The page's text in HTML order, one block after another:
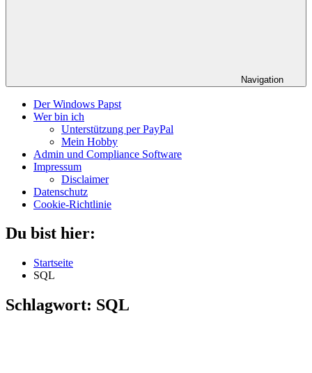
Navigation
Der Windows Papst
Wer bin ich
Unterstützung per PayPal
Mein Hobby
Admin und Compliance Software
Impressum
Disclaimer
Datenschutz
Cookie-Richtlinie
Du bist hier:
Startseite
SQL
Schlagwort: SQL